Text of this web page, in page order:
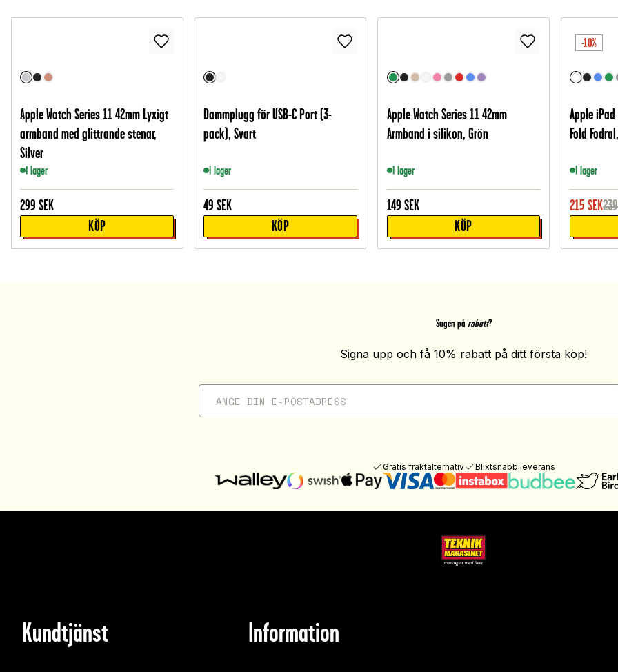
Apple Watch Series 11 42mm Lyxigt
armband med glittrande stenar,
Silver
I lager
299 SEK
KÖP
Dammplugg för USB-C Port (3-
pack), Svart
I lager
49 SEK
KÖP
Apple Watch Series 11 42mm
Armband i silikon, Grön
I lager
149 SEK
KÖP
-10%
Apple
Fold
I lager
215 SEK239
Sugen på rabatt?
Signa upp och få 10% rabatt på ditt första köp!
Gratis fraktalternativ Blixtsnabb leverans
Kundtjänst Information